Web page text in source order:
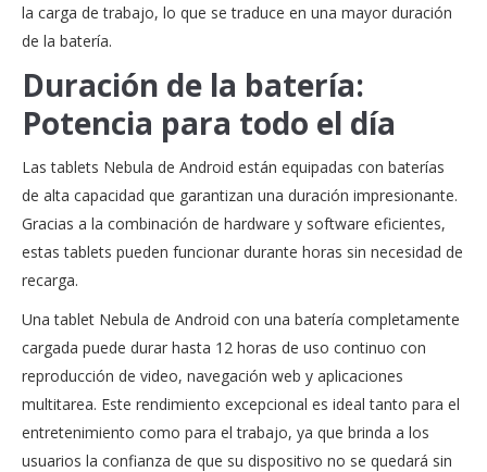
la carga de trabajo, lo que se traduce en una mayor duración
de la batería.
Duración de la batería:
Potencia para todo el día
Las tablets Nebula de Android están equipadas con baterías
de alta capacidad que garantizan una duración impresionante.
Gracias a la combinación de hardware y software eficientes,
estas tablets pueden funcionar durante horas sin necesidad de
recarga.
Una tablet Nebula de Android con una batería completamente
cargada puede durar hasta 12 horas de uso continuo con
reproducción de video, navegación web y aplicaciones
multitarea. Este rendimiento excepcional es ideal tanto para el
entretenimiento como para el trabajo, ya que brinda a los
usuarios la confianza de que su dispositivo no se quedará sin